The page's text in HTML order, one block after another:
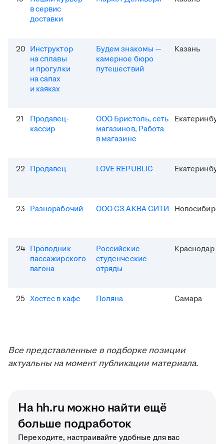
в сервис
доставки
20 Инструктор
на сплавы
и прогулки
на сапах
и каяках
Будем знакомы —
камерное бюро
путешествий
Казань
21
Продавец-
кассир
ООО Бристоль, сеть
магазинов, Работа
в магазине
22 Продавец LOVE REPUBLIC
23 Разнорабочий ООО СЗ АКВА СИТИ Новосибирск
24 Проводник
пассажирского
вагона
Российские
студенческие
отряды
Краснодар
25 Хостес в кафе Поляна Самара
Все представленные в подборке позиции
актуальны на момент публикации материала.
На hh.ru можно найти ещё
больше подработок
Переходите, настраивайте удобные для вас